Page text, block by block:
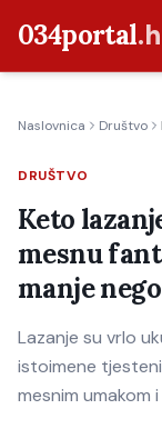
034portal
Crna kronika
Poljoprivreda
Politika
Gospodarstvo
Život
Naslovnica Društvo
DRUŠTVO
Keto
mesnu
manje
Lazanje su vrlo
istoimene
mesnim umakom